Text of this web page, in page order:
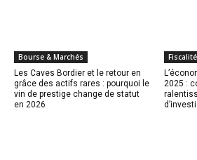
Bourse & Marchés
Les Caves Bordier et le retour en
grâce des actifs rares : pourquoi le
vin de prestige change de statut
en 2026
2025 :